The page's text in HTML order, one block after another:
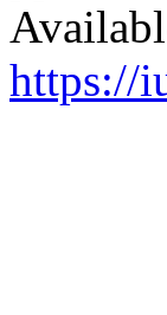
https://